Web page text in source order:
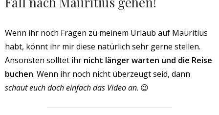
Wenn ihr noch Fragen zu meinem Urlaub auf Mauritius
habt, könnt ihr mir diese natürlich sehr gerne stellen.
Ansonsten solltet ihr nicht länger warten und die Reise
buchen. Wenn ihr noch nicht überzeugt seid, dann
schaut euch doch einfach das Video an. 😉